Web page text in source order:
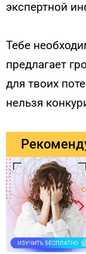
экспертной
Тебе
предлагает
для твоих
нельзя